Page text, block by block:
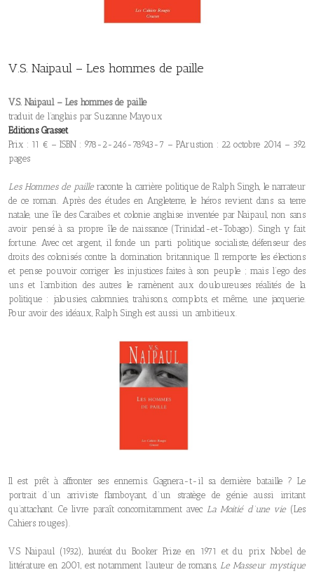
V.S. Naipaul – Les hommes de paille
V.S. Naipaul – Les hommes de paille
traduit de l’anglais par Suzanne Mayoux
Editions Grasset
Prix : 11 € – ISBN : 978-2-246-78943-7 – PArustion : 22 octobre 2014 – 392
pages
Les Hommes de pailleraconte la carrière politique de Ralph Singh, le narrateur
de ce roman. Après des études en Angleterre, le héros revient dans sa terre
natale, une île des Caraïbes et colonie anglaise inventée par Naipaul, non sans
avoir pensé à sa propre île de naissance (Trinidad-et-Tobago). Singh y fait
fortune. Avec cet argent, il fonde un parti politique socialiste, défenseur des
droits des colonisés contre la domination britannique. Il remporte les élections
et pense pouvoir corriger les injustices faites à son peuple ; mais l’ego des
uns et l’ambition des autres le ramènent aux douloureuses réalités de la
politique : jalousies, calomnies, trahisons, complots, et même, une jacquerie.
Pour avoir des idéaux, Ralph Singh est aussi un ambitieux.
Il est prêt à affronter ses ennemis. Gagnera-t-il sa dernière bataille ? Le
portrait d’un arriviste flamboyant, d’un stratège de génie aussi irritant
qu’attachant. Ce livre paraît concomitamment avec La Moitié d’une vie(Les
Cahiers rouges).
V.S Naipaul (1932), lauréat du Booker Prize en 1971 et du prix Nobel de
littérature en 2001, est notamment l’auteur de romans, Le Masseur mystique